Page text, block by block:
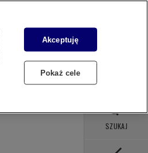
SZUKAJ
Akceptuję
Pokaż cele